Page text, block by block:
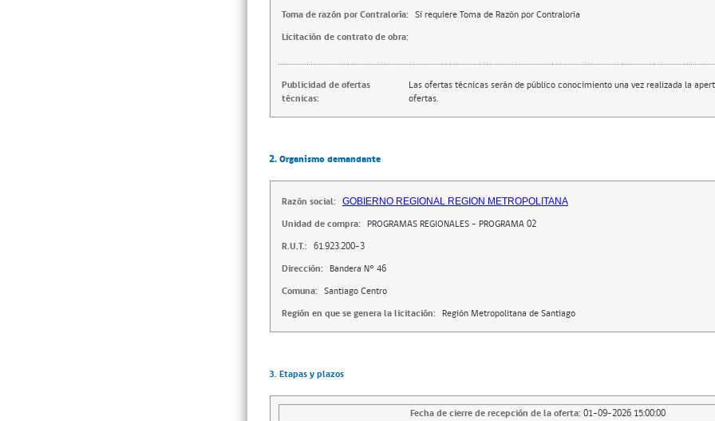
Toma de razón por Contraloría: Sí requiere Toma de Razón por Contraloría
Licitación de contrato de obra:
Publicidad de ofertas
técnicas:
Las ofertas técnicas serán de público conocimiento una vez realizada la
ofertas.
2. Organismo demandante
Razón social: GOBIERNO REGIONAL REGION METROPOLITANA
Unidad de compra: PROGRAMAS REGIONALES - PROGRAMA 02
R.U.T.: 61.923.200-3
Dirección: Bandera N° 46
Comuna: Santiago Centro
Región en que se genera la licitación: Región Metropolitana de Santiago
3. Etapas y plazos
Fecha de cierre de recepción de la oferta: 01-09-2026 15:00:00